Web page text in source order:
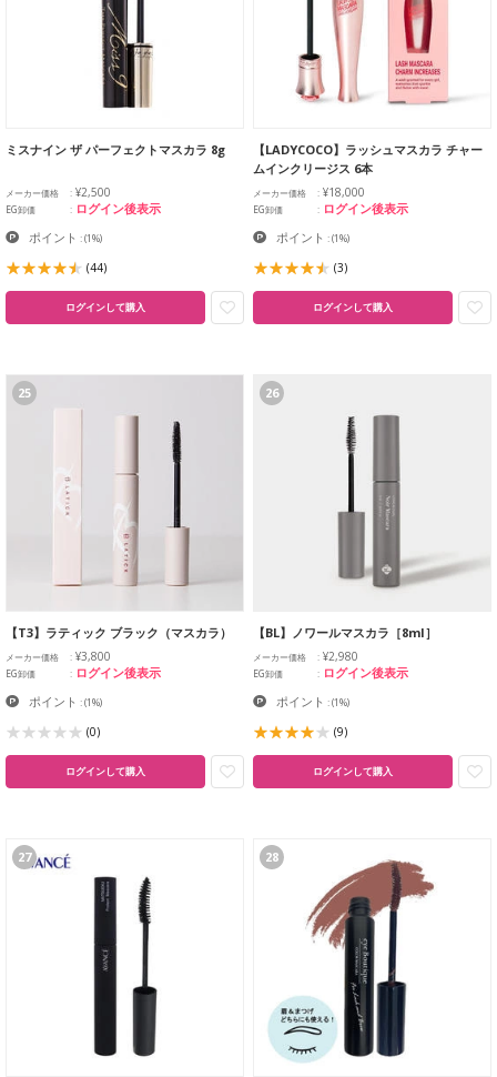
ミスナイン ザ パーフェクトマスカラ 8g
メーカー価格 ¥2,500
EG卸価 ログイン後表示
ポイント :(1%)
(44)
ログインして購入
【LADYCOCO】ラッシュマスカラ チャー
ムインクリージス 6本
メーカー価格 ¥18,000
EG卸価 ログイン後表示
ポイント :(1%)
(3)
ログインして購入
25
【T3】ラティック ブラック（マスカラ）
メーカー価格 ¥3,800
EG卸価 ログイン後表示
ポイント :(1%)
(0)
ログインして購入
26
【BL】ノワールマスカラ［8ml］
メーカー価格 ¥2,980
EG卸価 ログイン後表示
ポイント :(1%)
(9)
ログインして購入
27 28